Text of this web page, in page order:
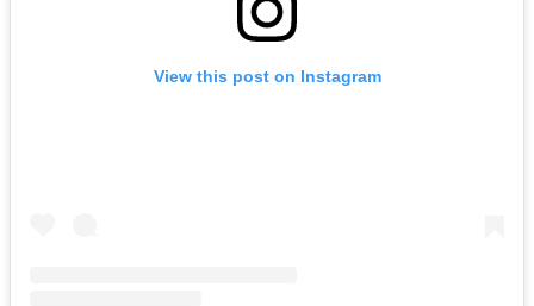
View this post on Instagram